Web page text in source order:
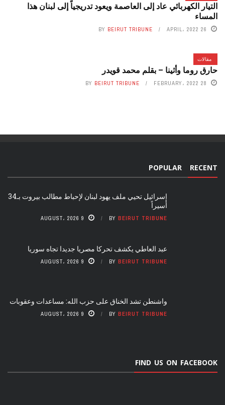
التيار الكهربائي عاد إلى العاصمة ويعود تدريجياً إلى لبنان هذا
المساء
26 APRIL، 2022 BY BEIRUT TRIBUNE
مقالات
حارق روما وأثينا – بقلم محمد قويدر
28 FEBRUARY، 2022 BY BEIRUT TRIBUNE
RECENT
POPULAR
إسرائيل تحيي ملف يهود لبنان لإحباط مطالب بيروت بـ34
أسيراً
BY BEIRUT TRIBUNE 9 AUGUST، 2026
عبد العاطي يكشف تحركا مصريا جديدا تجاه سوريا
BY BEIRUT TRIBUNE 9 AUGUST، 2026
واشنطن تشد الخناق على حزب الله: مساعدات وعقوبات
BY BEIRUT TRIBUNE 9 AUGUST، 2026
FIND US ON FACEBOOK